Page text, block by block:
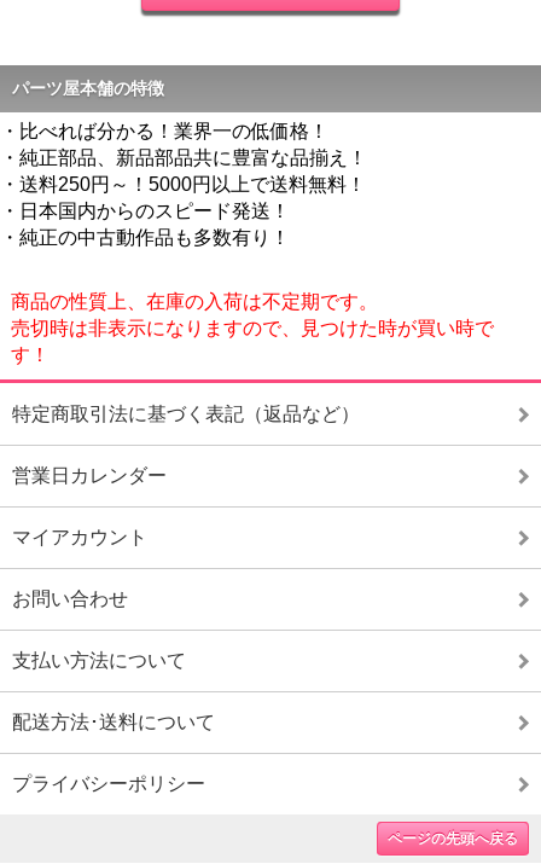
パーツ屋本舗の特徴
・比べれば分かる！業界一の低価格！
・純正部品、新品部品共に豊富な品揃え！
・送料250円～！5000円以上で送料無料！
・日本国内からのスピード発送！
・純正の中古動作品も多数有り！
商品の性質上、在庫の入荷は不定期です。
売切時は非表示になりますので、見つけた時が買い時で
す！
特定商取引法に基づく表記（返品など）
営業日カレンダー
マイアカウント
お問い合わせ
支払い方法について
配送方法･送料について
プライバシーポリシー
ページの先頭へ戻る